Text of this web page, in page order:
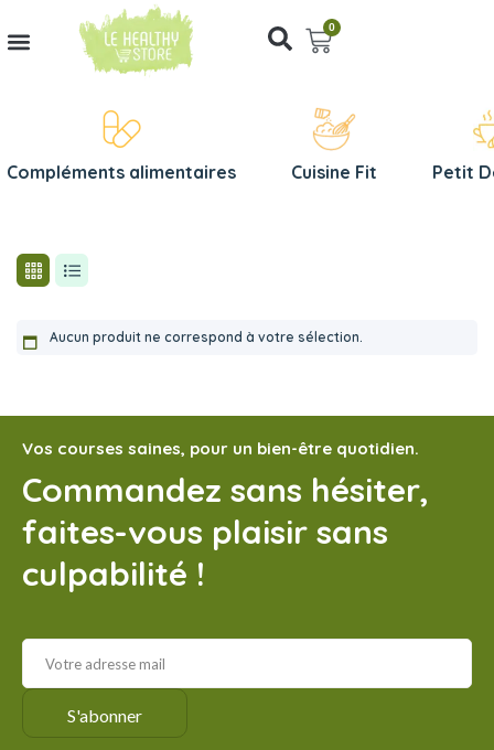
0
Compléments alimentaires Cuisine Fit Petit
Aucun produit ne correspond à votre sélection.
Vos courses saines, pour un bien-être quotidien.
Commandez sans hésiter,
faites-vous plaisir sans
culpabilité !